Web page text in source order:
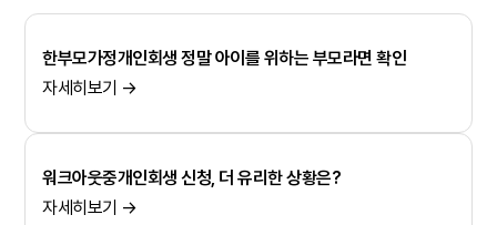
한부모가정개인회생 정말 아이를 위하는 부모라면 확인
자세히보기 →
워크아웃중개인회생 신청, 더 유리한 상황은?
자세히보기 →